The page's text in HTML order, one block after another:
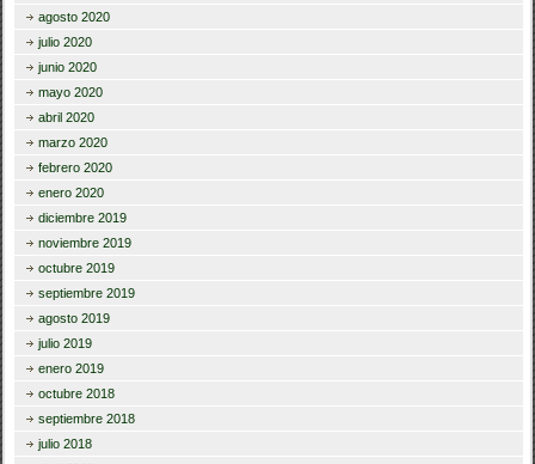
agosto 2020
julio 2020
junio 2020
mayo 2020
abril 2020
marzo 2020
febrero 2020
enero 2020
diciembre 2019
noviembre 2019
octubre 2019
septiembre 2019
agosto 2019
julio 2019
enero 2019
octubre 2018
septiembre 2018
julio 2018